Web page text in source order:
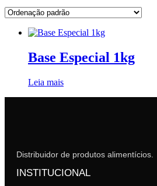
Base Especial 1kg
Leia mais
Distribuidor de produtos alimentícios.
INSTITUCIONAL